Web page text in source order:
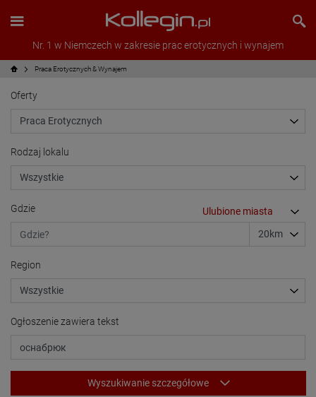
Nr. 1 w Niemczech w zakresie prac erotycznych i wynajem
Praca Erotycznych & Wynajem
Oferty
Rodzaj lokalu
Gdzie
Region
Ogłoszenie zawiera tekst
Wyszukiwanie szczegółowe